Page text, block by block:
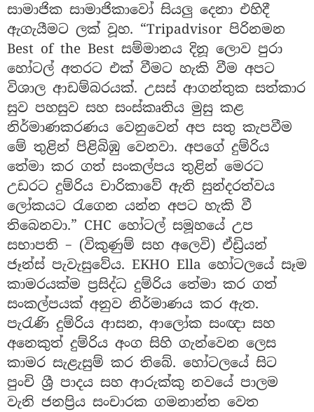
සාමාජික සාමාජිකාවෝ සියලු දෙනා එහිදී
ඇගැයීමට ලක් වූහ. “Tripadvisor පිරිනමන
Best of the Best සම්මානය දිනූ ලොව පුරා
හෝටල් අතරට එක් වීමට හැකි වීම අපට
විශාල ආඩම්බරයක්. උසස් ආගන්තුක සත්කාර
සුව පහසුව සහ සංස්කෘතිය මුසු කළ
නිර්මාණකරණය වෙනුවෙන් අප සතු කැපවීම
මේ තුළින් පිළිබිඹු වෙනවා. අපගේ දුම්රිය
තේමා කර ගත් සංකල්පය තුළින් මෙරට
උඩරට දුම්රිය චාරිකාවේ ඇති සුන්දරත්වය
ලෝකයට රැගෙන යන්න අපට හැකි වී
තිබෙනවා.” CHC හෝටල් සමූහයේ උප
සභාපති – (විකුණුම් සහ අලෙවි) ඒඩ්‍රියන්
ජෑන්ස් පැවැසුවේය. EKHO Ella හෝටලයේ සෑම
කාමරයක්ම ප්‍රසිද්ධ දුම්රිය තේමා කර ගත්
සංකල්පයක් අනුව නිර්මාණය කර ඇත.
පැරැණි දුම්රිය ආසන, ආලෝක සංඥා සහ
අනෙකුත් දුම්රිය අංග සිහි ගැන්වෙන ලෙස
කාමර සැළැසුම් කර තිබේ. හෝටලයේ සිට
පුංචි ශ්‍රී පාදය සහ ආරුක්කු නවයේ පාලම
වැනි ජනප්‍රිය සංචාරක ගමනාන්ත වෙත